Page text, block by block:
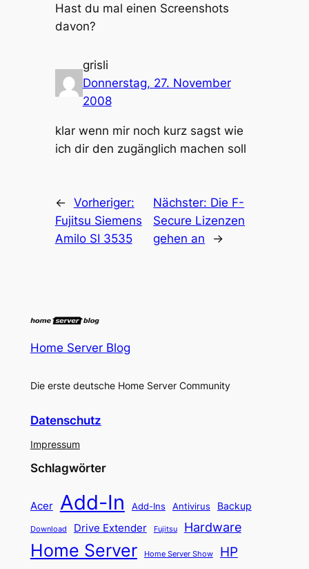
Hast du mal einen Screenshots
davon?
grisli
Donnerstag, 27. November
2008
klar wenn mir noch kurz sagst wie
ich dir den zugänglich machen soll
← Vorheriger:
Fujitsu Siemens
Amilo SI 3535
Nächster: Die F-
Secure Lizenzen
gehen an
→
Home Server Blog
Die erste deutsche Home Server Community
Datenschutz
Impressum
Schlagwörter
Acer Add-In Add-Ins Antivirus Backup
Download Drive Extender Fujitsu Hardware
Home Server Home Server Show HP